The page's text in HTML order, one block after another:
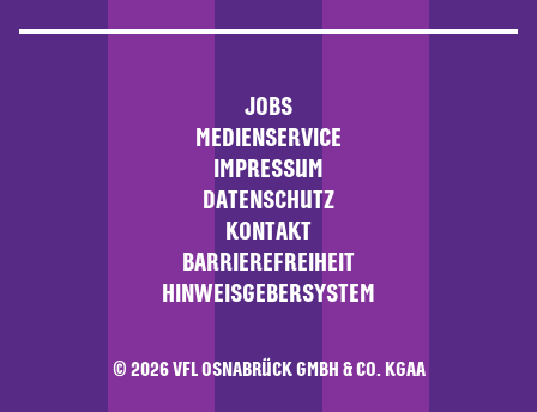
JOBS
MEDIENSERVICE
IMPRESSUM
DATENSCHUTZ
KONTAKT
BARRIEREFREIHEIT
HINWEISGEBERSYSTEM
© 2026 VFL OSNABRÜCK GMBH & CO. KGAA